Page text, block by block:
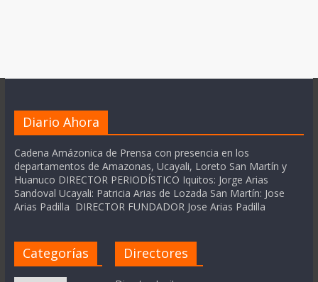
Diario Ahora
Cadena Amázonica de Prensa con presencia en los
departamentos de Amazonas, Ucayali, Loreto San Martín y
Huanuco DIRECTOR PERIODÍSTICO Iquitos: Jorge Arias
Sandoval Ucayali: Patricia Arias de Lozada San Martín: Jose
Arias Padilla DIRECTOR FUNDADOR Jose Arias Padilla
Categorías Directores